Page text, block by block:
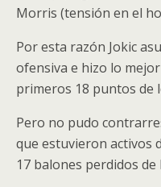
Morris (tensión en el
Por esta razón Jokic
ofensiva e hizo lo
primeros 18 puntos de
Pero no pudo
que estuvieron activos
17 balones perdidos